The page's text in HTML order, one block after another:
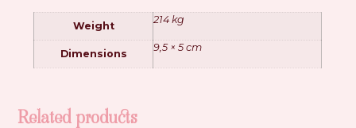
Weight
214 kg
Dimensions
9,5 × 5 cm
Related products